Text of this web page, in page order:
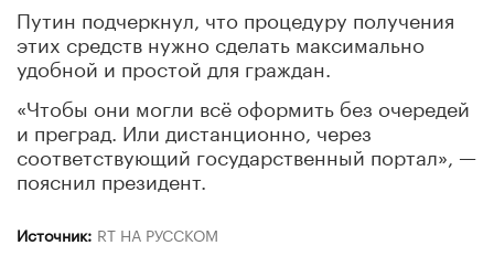
Путин подчеркнул, что процедуру получения
этих средств нужно сделать максимально
удобной и простой для граждан.
«Чтобы они могли всё оформить без очередей
и преград. Или дистанционно, через
соответствующий государственный портал», —
пояснил президент.
Источник: RT НА РУССКОМ